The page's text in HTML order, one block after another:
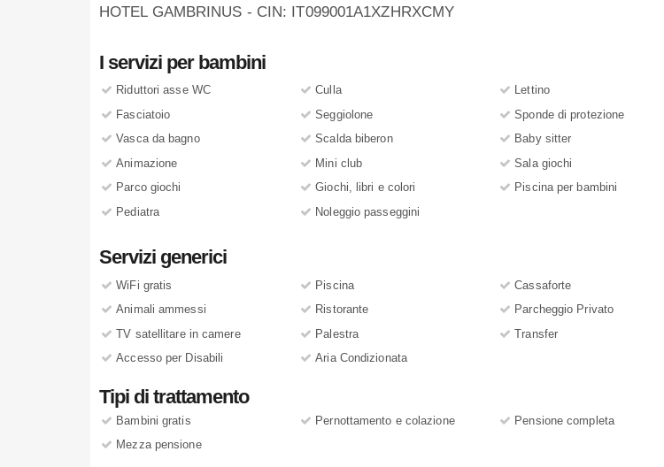
HOTEL GAMBRINUS - CIN: IT099001A1XZHRXCMY
I servizi per bambini
Riduttori asse WC Culla
Lettino
Fasciatoio
Seggiolone
Sponde di protezione
Vasca da bagno
Scalda biberon
Baby sitter
Animazione
Mini club
Sala giochi
Parco giochi
Giochi, libri e colori
Piscina per bambini
Pediatra
Noleggio passeggini
Servizi generici
WiFi gratis Piscina
Cassaforte
Animali ammessi
Ristorante
Parcheggio Privato
TV satellitare in camere
Palestra
Transfer
Accesso per Disabili
Aria Condizionata
Tipi di trattamento
Bambini gratis Pernottamento e colazione
Pensione completa
Mezza pensione